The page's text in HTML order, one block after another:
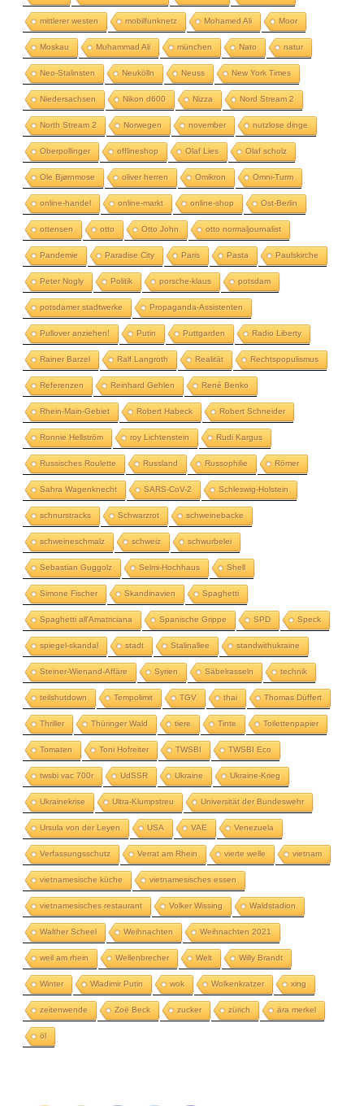
mittlerer westen mobilfunknetz Mohamed Ali Moor
Moskau Muhammad Ali münchen Nato natur
Neo-Stalinsten Neukölln Neuss New York Times
Niedersachsen Nikon d600 Nizza Nord Stream 2
North Stream 2 Norwegen november nutzlose dinge
Oberpollinger offlineshop Olaf Lies Olaf scholz
Ole Bjørnmose oliver herren Omikron Omni-Turm
online-handel online-markt online-shop Ost-Berlin
ottensen otto Otto John otto normaljournalist
Pandemie Paradise City Paris Pasta Paulskirche
Peter Nogly Politik porsche-klaus potsdam
potsdamer stadtwerke Propaganda-Assistenten
Pullover anziehen! Putin Puttgarden Radio Liberty
Rainer Barzel Ralf Langroth Realität Rechtspopulismus
Referenzen Reinhard Gehlen René Benko
Rhein-Main-Gebiet Robert Habeck Robert Schneider
Ronnie Hellström roy Lichtenstein Rudi Kargus
Russisches Roulette Russland Russophilie Römer
Sahra Wagenknecht SARS-CoV-2 Schleswig-Holstein
schnurstracks Schwarzrot schweinebacke
schweineschmalz schweiz schwurbelei
Sebastian Guggolz Selmi-Hochhaus Shell
Simone Fischer Skandinavien Spaghetti
Spaghetti all'Amatriciana Spanische Grippe SPD Speck
spiegel-skandal stadt Stalinallee standwithukraine
Steiner-Wienand-Affäre Syrien Säbelrasseln technik
teilshutdown Tempolimit TGV thai Thomas Düffert
Thriller Thüringer Wald tiere Tinte Toilettenpapier
Tomaten Toni Hofreiter TWSBI TWSBI Eco
twsbi vac 700r UdSSR Ukraine Ukraine-Krieg
Ukrainekrise Ultra-Klumpstreu Universität der Bundeswehr
Ursula von der Leyen USA VAE Venezuela
Verfassungsschutz Verrat am Rhein vierte welle vietnam
vietnamesische küche vietnamesisches essen
vietnamesisches restaurant Volker Wissing Waldstadion
Walther Scheel Weihnachten Weihnachten 2021
weil am rhein Wellenbrecher Welt Willy Brandt
Winter Wladimir Putin wok Wolkenkratzer xing
zeitenwende Zoë Beck zucker zürich ära merkel
öl